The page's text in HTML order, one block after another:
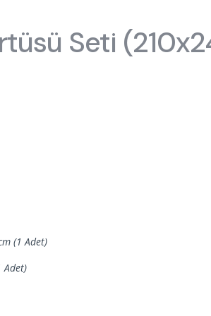
Toddler Karyolalar
Seti
(1 Adet)
Adet)